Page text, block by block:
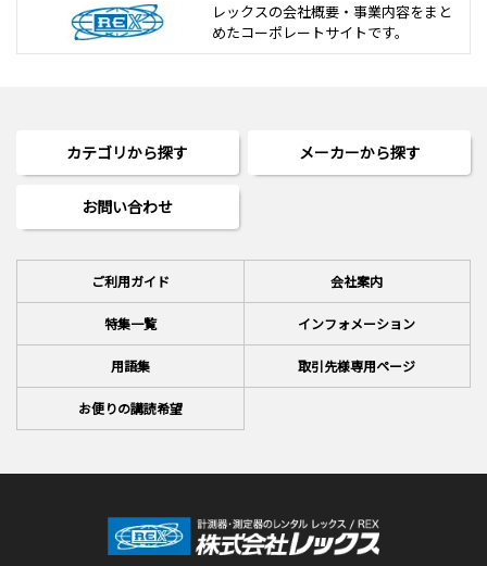
レックスの会社概要・事業内容をまと
めたコーポレートサイトです。
カテゴリから探す メーカーから探す
お問い合わせ
ご利用ガイド 会社案内
特集一覧 インフォメーション
用語集 取引先様専用ページ
お便りの講読希望